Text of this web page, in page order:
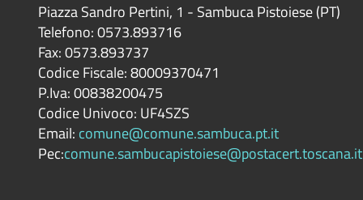
Piazza Sandro Pertini, 1 - Sambuca Pistoiese (PT)
Telefono: 0573.893716
Fax: 0573.893737
Codice Fiscale: 80009370471
P.Iva: 00838200475
Codice Univoco: UF4SZS
Email: comune@comune.sambuca.pt.it
Pec:comune.sambucapistoiese@postacert.toscana.it